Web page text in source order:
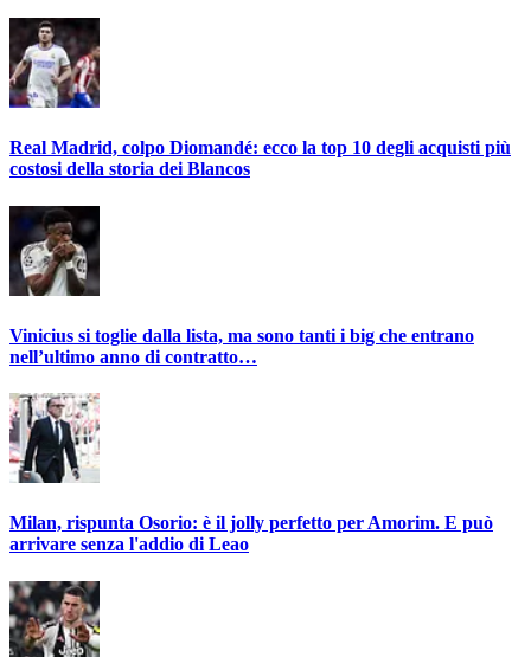
Real Madrid, colpo Diomandé: ecco la top 10 degli acquisti più
costosi della storia dei Blancos
Vinicius si toglie dalla lista, ma sono tanti i big che entrano
nell’ultimo anno di contratto…
Milan, rispunta Osorio: è il jolly perfetto per Amorim. E può
arrivare senza l'addio di Leao